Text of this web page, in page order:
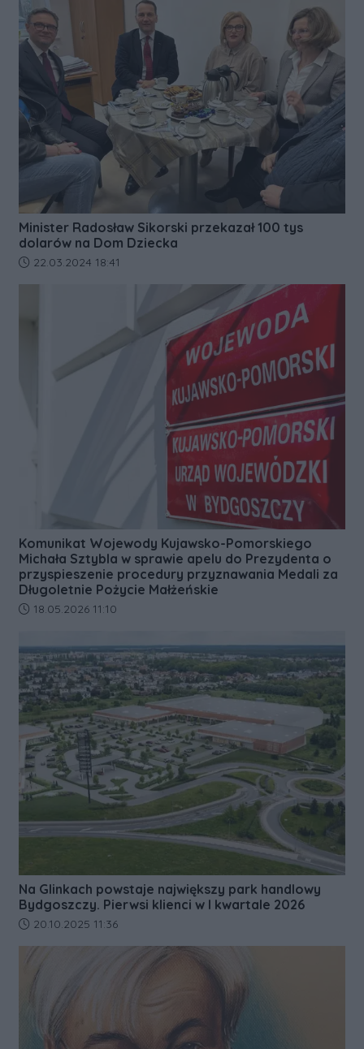
Minister Radosław Sikorski przekazał 100 tys
dolarów na Dom Dziecka
Data dodania artykułu:
22.03.2024 18:41
Komunikat Wojewody Kujawsko-Pomorskiego
Michała Sztybla w sprawie apelu do Prezydenta o
przyspieszenie procedury przyznawania Medali za
Długoletnie Pożycie Małżeńskie
Data dodania artykułu:
18.05.2026 11:10
Na Glinkach powstaje największy park handlowy
Bydgoszczy. Pierwsi klienci w I kwartale 2026
Data dodania artykułu:
20.10.2025 11:36